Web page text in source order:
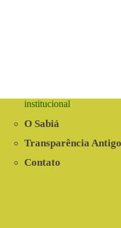
institucional
O Sabiá
Transparência Antigo
Contato